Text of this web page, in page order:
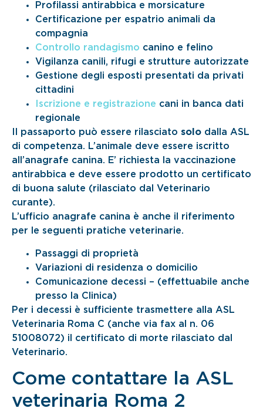
Profilassi antirabbica e morsicature
Certificazione per espatrio animali da
compagnia
Controllo randagismo canino e felino
Vigilanza canili, rifugi e strutture autorizzate
Gestione degli esposti presentati da privati
cittadini
Iscrizione e registrazione cani in banca dati
regionale
Il passaporto può essere rilasciato solo dalla ASL
di competenza. L’animale deve essere iscritto
all’anagrafe canina. E’ richiesta la vaccinazione
antirabbica e deve essere prodotto un certificato
di buona salute (rilasciato dal Veterinario
curante).
L’ufficio anagrafe canina è anche il riferimento
per le seguenti pratiche veterinarie.
Passaggi di proprietà
Variazioni di residenza o domicilio
Comunicazione decessi – (effettuabile anche
presso la Clinica)
Per i decessi è sufficiente trasmettere alla ASL
Veterinaria Roma C (anche via fax al n. 06
51008072) il certificato di morte rilasciato dal
Veterinario.
Come contattare la ASL
veterinaria Roma 2